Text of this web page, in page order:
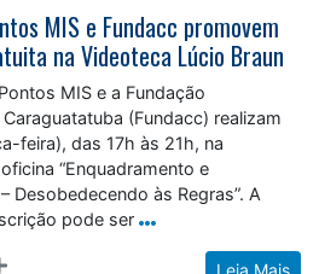
MIS e Fundacc promovem
na Videoteca Lúcio Braun
MIS e a Fundação
(Fundacc) realizam
feira), das 17h às 21h, na
“Enquadramento e
Desobedecendo às Regras”. A
pode ser
Leia Mais